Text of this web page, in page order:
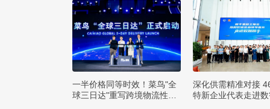
一半价格同等时效！菜鸟"全
球三日达"重写跨境物流性价
深化供需精准对接
特新企业代表走进